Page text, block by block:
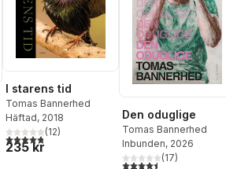
röster:
I starens tid
Tomas Bannerhed
Häftad, 2018
4,8utav 5 stjärnor. Totalt antal röster:
(12)
235 kr
Den oduglige
Tomas Bannerhed
Inbunden, 2026
4,5utav 5 stjärnor.
(17)